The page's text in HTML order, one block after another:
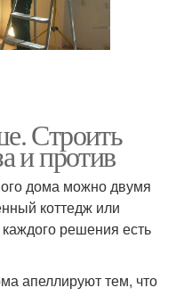
Строить
и против
дома можно двумя
коттедж или
решения есть
апеллируют тем, что